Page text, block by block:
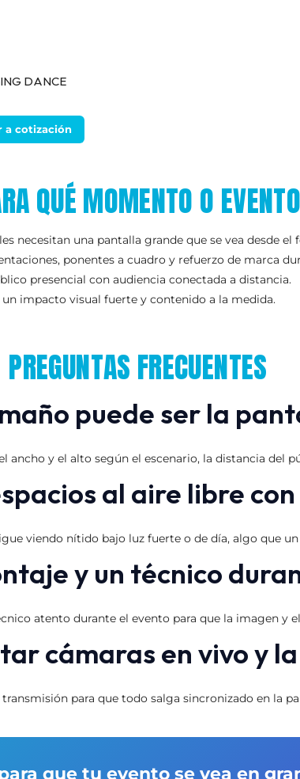
DANCE
a cotización
QUÉ MOMENTO O EVENTO
necesitan una pantalla grande que se vea desde el
ponentes a cuadro y refuerzo de marca
presencial con audiencia conectada a distancia.
impacto visual fuerte y contenido a la medida.
PREGUNTAS FRECUENTES
puede ser la
ancho y el alto según el escenario, la distancia del
al aire libre con
viendo nítido bajo luz fuerte o de día, algo que
y un técnico
atento durante el evento para que la imagen y
cámaras en vivo y
para que todo salga sincronizado en la
que tu evento se vea en